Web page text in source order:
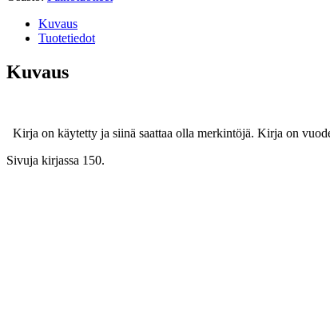
Kuvaus
Tuotetiedot
Kuvaus
Kirja on käytetty ja siinä saattaa olla merkintöjä. Kirja on
Sivuja kirjassa 150.